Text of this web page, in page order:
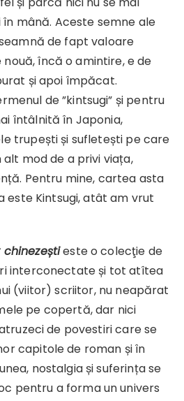
mână. Aceste semne ale
de fapt valoare
încă o amintire, e de
și apoi împăcat.
de ”kintsugi” și pentru
întâlnită în Japonia,
trupești și sufletești pe care
alt mod de a privi viața,
Pentru mine, cartea asta
este Kintsugi, atât am vrut
este o colecţie de
interconectate și tot atîtea
(viitor) scriitor, nu neapărat
pe copertă, dar nici
de povestiri care se
capitole de roman și în
nostalgia și suferința se
pentru a forma un univers